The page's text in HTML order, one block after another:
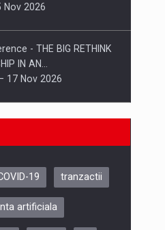
Nov 2026
- THE BIG RETHINK
IN AN…
17 Nov 2026
Make it Happen!, CLUJ, 9
ORADEA, 8
19 tranzactii
artificiala